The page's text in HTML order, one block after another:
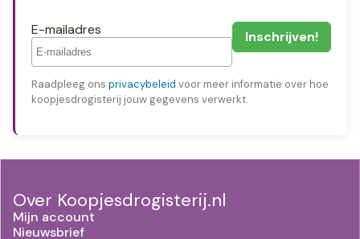
E-mailadres
Raadpleeg ons privacybeleid voor meer informatie over hoe
koopjesdrogisterij jouw gegevens verwerkt.
Over Koopjesdrogisterij.nl
Mijn account
Nieuwsbrief